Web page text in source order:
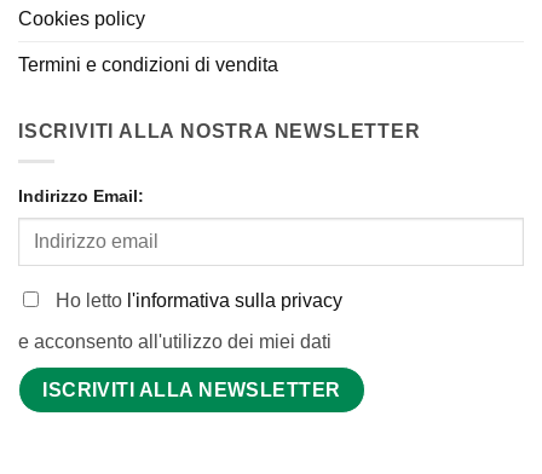
Cookies policy
Termini e condizioni di vendita
ISCRIVITI ALLA NOSTRA NEWSLETTER
Indirizzo Email:
Ho letto l'informativa sulla privacy
e acconsento all'utilizzo dei miei dati